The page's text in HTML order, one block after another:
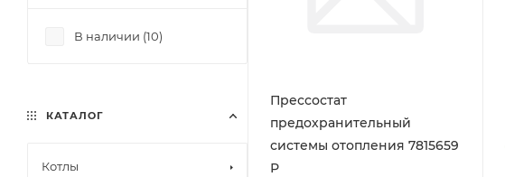
Прессостат
предохранительный
системы отопления 7815659
Р
В наличии (10)
КАТАЛОГ
Котлы